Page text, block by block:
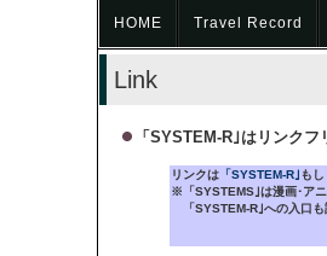
HOME Travel Record
Link
「SYSTEM-R｣はリンク
リンクは 「SYSTEM-R｣ も
※「SYSTEMS｣は漫画･ア
「SYSTEM-R｣への入口